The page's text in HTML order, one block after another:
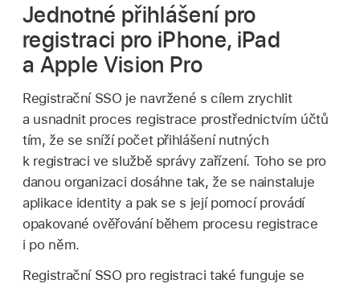
Jednotné přihlášení pro
registraci pro iPhone, iPad
a Apple Vision Pro
Registrační SSO je navržené s cílem zrychlit
a usnadnit proces registrace prostřednictvím účtů
tím, že se sníží počet přihlášení nutných
k registraci ve službě správy zařízení. Toho se pro
danou organizaci dosáhne tak, že se nainstaluje
aplikace identity a pak se s její pomocí provádí
opakované ověřování během procesu registrace
i po něm.
Registrační SSO pro registraci také funguje se